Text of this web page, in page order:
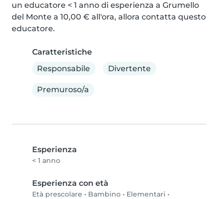
un educatore < 1 anno di esperienza a Grumello
del Monte a 10,00 € all'ora, allora contatta questo
educatore.
Caratteristiche
Responsabile
Divertente
Premuroso/a
Esperienza
< 1 anno
Esperienza con età
Età prescolare • Bambino • Elementari •